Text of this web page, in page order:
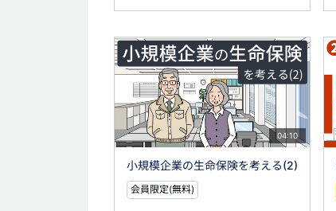
04:10
小規模企業の生命保険を考える(2)
会員限定(無料)